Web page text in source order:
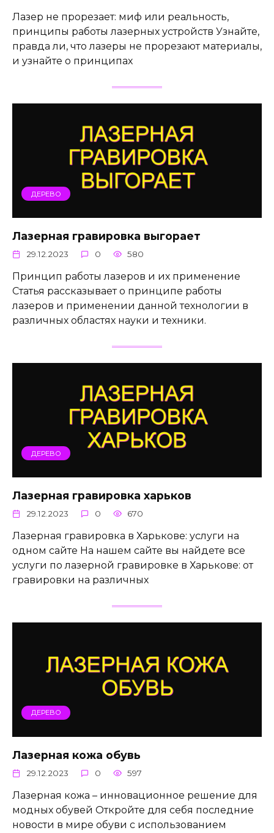
Лазер не прорезает: миф или реальность,
принципы работы лазерных устройств Узнайте,
правда ли, что лазеры не прорезают материалы,
и узнайте о принципах
ДЕРЕВО
Лазерная гравировка выгорает
29.12.2023 0 580
Принцип работы лазеров и их применение
Статья рассказывает о принципе работы
лазеров и применении данной технологии в
различных областях науки и техники.
ДЕРЕВО
Лазерная гравировка харьков
29.12.2023 0 670
Лазерная гравировка в Харькове: услуги на
одном сайте На нашем сайте вы найдете все
услуги по лазерной гравировке в Харькове: от
гравировки на различных
ДЕРЕВО
Лазерная кожа обувь
29.12.2023 0 597
Лазерная кожа – инновационное решение для
модных обувей Откройте для себя последние
новости в мире обуви с использованием